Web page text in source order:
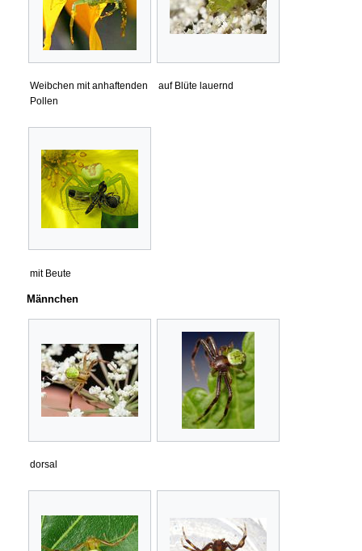
Weibchen mit anhaftenden
Pollen
auf Blüte lauernd
mit Beute
Männchen
dorsal